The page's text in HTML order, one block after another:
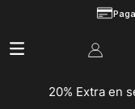
20% Extra en